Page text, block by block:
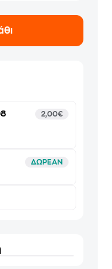
2,00€
ΔΩΡΕΑΝ